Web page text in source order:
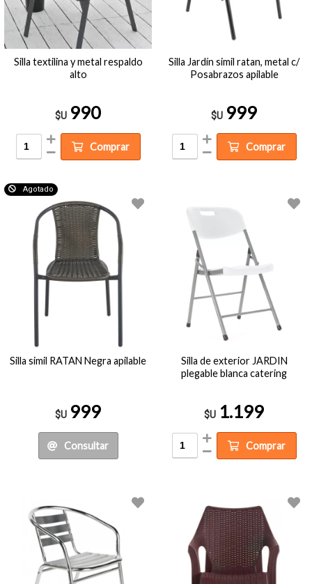
Silla textilina y metal respaldo
alto
$U 990
Comprar
Silla Jardín simil ratan, metal c/
Posabrazos apilable
$U 999
Comprar
Agotado
Silla simil RATAN Negra apilable
$U 999
Consultar
Silla de exterior JARDIN
plegable blanca catering
$U 1.199
Comprar